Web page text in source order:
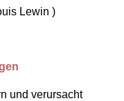
Lewin )
und verursacht